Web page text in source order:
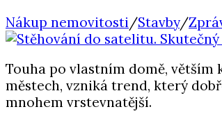
Nákup nemovitosti/Stavby/
Touha po vlastním domě, větším
městech, vzniká trend, který
mnohem vrstevnatější.